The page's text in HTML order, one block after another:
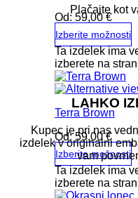
Od: 59,00€
Izberite možnosti
Ta izdelek ima
izberete na
Terra Brown
Od:59,00€
Izberite možnosti
Ta izdelek ima
izberete na
Plačajte kot
LAHKO
Kupec je pri nas
izdelek v originalni
vam